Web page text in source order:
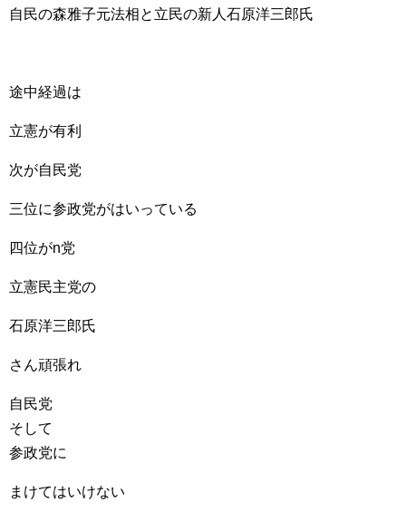
自民の森雅子元法相と立民の新人石原洋三郎氏
途中経過は
立憲が有利
次が自民党
三位に参政党がはいっている
四位がn党
立憲民主党の
石原洋三郎氏
さん頑張れ
自民党
そして
参政党に
まけてはいけない